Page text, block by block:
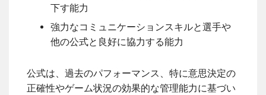
下す能力
強力なコミュニケーションスキルと選手や
他の公式と良好に協力する能力
公式は、過去のパフォーマンス、特に意思決定の
正確性やゲーム状況の効果的な管理能力に基づい